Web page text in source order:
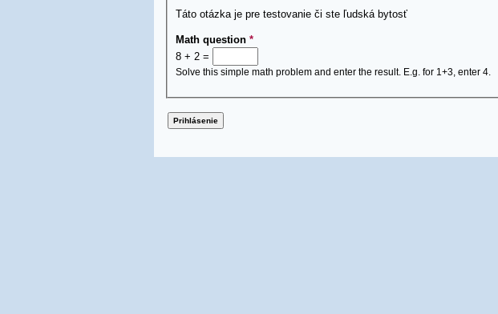
Táto otázka je pre testovanie či ste ľudská bytosť
Math question *
8 + 2 =
Solve this simple math problem and enter the result. E.g. for 1+3, enter 4.